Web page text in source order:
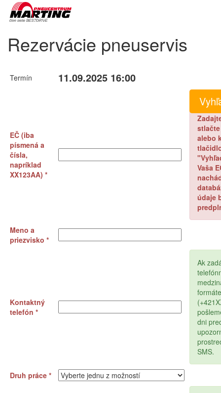
Rezervácie pneuservis
Termín 11.09.2025 16:00
EČ (iba
písmená a
čísla,
napríklad
XX123AA) *
stlačte
alebo
Vaša
údaje
Meno a
priezvisko *
Kontaktný
telefón *
Ak
formáte
dni
SMS.
Druh práce *